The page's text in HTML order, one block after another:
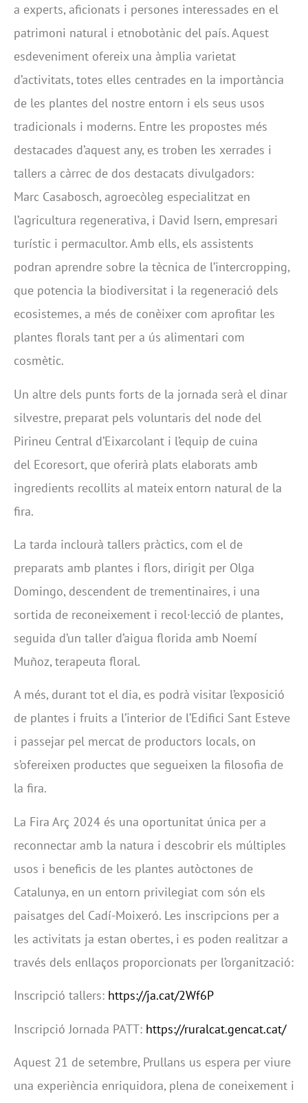
a experts, aficionats i persones interessades en el
patrimoni natural i etnobotànic del país. Aquest
esdeveniment ofereix una àmplia varietat
d’activitats, totes elles centrades en la importància
de les plantes del nostre entorn i els seus usos
tradicionals i moderns. Entre les propostes més
destacades d’aquest any, es troben les xerrades i
tallers a càrrec de dos destacats divulgadors:
Marc Casabosch, agroecòleg especialitzat en
l’agricultura regenerativa, i David Isern, empresari
turístic i permacultor. Amb ells, els assistents
podran aprendre sobre la tècnica de l’intercropping,
que potencia la biodiversitat i la regeneració dels
ecosistemes, a més de conèixer com aprofitar les
plantes florals tant per a ús alimentari com
cosmètic.
Un altre dels punts forts de la jornada serà el dinar
silvestre, preparat pels voluntaris del node del
Pirineu Central d’Eixarcolant i l’equip de cuina
del Ecoresort, que oferirà plats elaborats amb
ingredients recollits al mateix entorn natural de la
fira.
La tarda inclourà tallers pràctics, com el de
preparats amb plantes i flors, dirigit per Olga
Domingo, descendent de trementinaires, i una
sortida de reconeixement i recol·lecció de plantes,
seguida d’un taller d’aigua florida amb Noemí
Muñoz, terapeuta floral.
A més, durant tot el dia, es podrà visitar l’exposició
de plantes i fruits a l’interior de l’Edifici Sant Esteve
i passejar pel mercat de productors locals, on
s’ofereixen productes que segueixen la filosofia de
la fira.
La Fira Arç 2024 és una oportunitat única per a
reconnectar amb la natura i descobrir els múltiples
usos i beneficis de les plantes autòctones de
Catalunya, en un entorn privilegiat com són els
paisatges del Cadí-Moixeró. Les inscripcions per a
les activitats ja estan obertes, i es poden realitzar a
través dels enllaços proporcionats per l’organització:
Inscripció tallers: https://ja.cat/2Wf6P
Inscripció Jornada PATT: https://ruralcat.gencat.cat/
Aquest 21 de setembre, Prullans us espera per viure
una experiència enriquidora, plena de coneixement i